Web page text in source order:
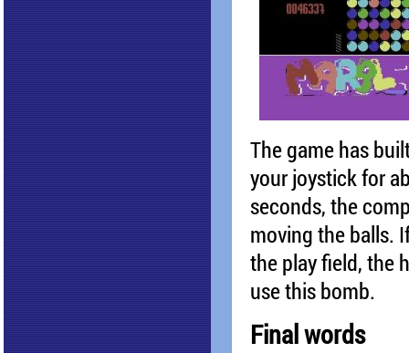
The game has
your joystick for
seconds, the
moving the balls.
the play field, the
use this bomb.
Final words